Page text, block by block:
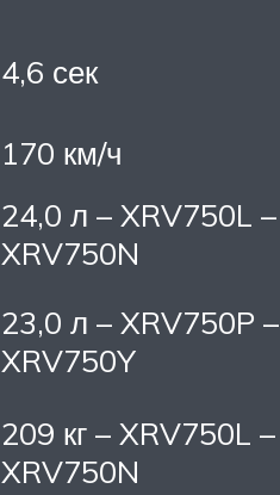
4,6 сек
170 км/ч
24,0 л – XRV750L –
XRV750N
23,0 л – XRV750P –
XRV750Y
209 кг – XRV750L –
XRV750N